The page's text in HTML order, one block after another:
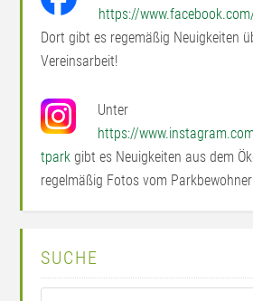
https://
Dort gibt es regemäßig Neuigkeiten
Vereinsarbeit!
Unter
https://
tpark gibt es Neuigkeiten aus dem
regelmäßig Fotos vom
SUCHE